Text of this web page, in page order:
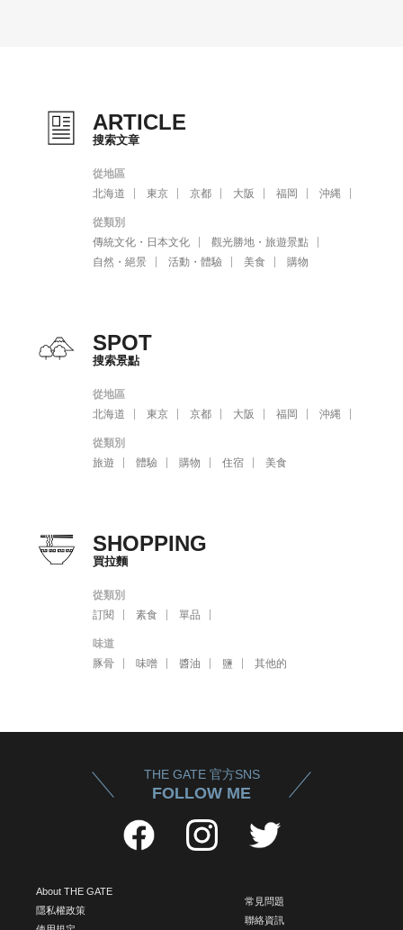
ARTICLE
搜索文章
從地區
北海道
東京 京都 大阪 福岡 沖縄
從類別
傳統文化・日本文化
觀光勝地・旅遊景點
自然・絕景
活動・體驗 美食 購物
SPOT
搜索景點
從地區
北海道
東京 京都 大阪 福岡 沖縄
從類別
旅遊
體驗 購物 住宿 美食
SHOPPING
買拉麵
從類別
訂閱
素食 單品
味道
豚骨
味噌 醬油 鹽 其他的
THE GATE 官方SNS
FOLLOW ME
About THE GATE
隱私權政策
常見問題
聯絡資訊